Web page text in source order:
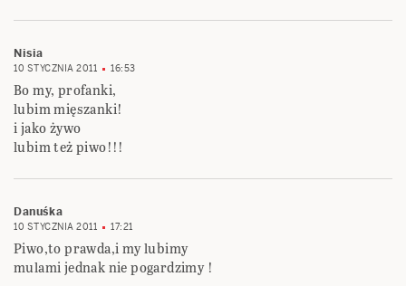
Nisia
10 STYCZNIA 2011 16:53
Bo my, profanki,
lubim mięszanki!
i jako żywo
lubim też piwo!!!
Danuśka
10 STYCZNIA 2011 17:21
Piwo,to prawda,i my lubimy
mulami jednak nie pogardzimy !